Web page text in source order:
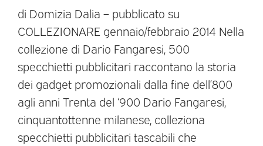
di Domizia Dalia – pubblicato su
COLLEZIONARE gennaio/febbraio 2014 Nella
collezione di Dario Fangaresi, 500
specchietti pubblicitari raccontano la storia
dei gadget promozionali dalla fine dell’800
agli anni Trenta del ‘900 Dario Fangaresi,
cinquantottenne milanese, colleziona
specchietti pubblicitari tascabili che